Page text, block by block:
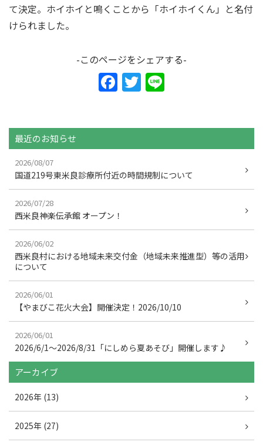
て決定。ホイホイと鳴くことから「ホイホイくん」と名付
けられました。
-このページをシェアする-
F
b
o
o
T
最近のお知らせ
2026/08/07
国道219号東米良診療所付近の時間規制について
2026/07/28
西米良神楽伝承館 オープン！
2026/06/02
西米良村における地域未来交付金（地域未来推進型）等の活用
について
2026/06/01
【やまびこ花火大会】開催決定！2026/10/10
2026/06/01
2026/6/1～2026/8/31「にしめら夏あそび」開催します♪
アーカイブ
2026年 (13)
2025年 (27)